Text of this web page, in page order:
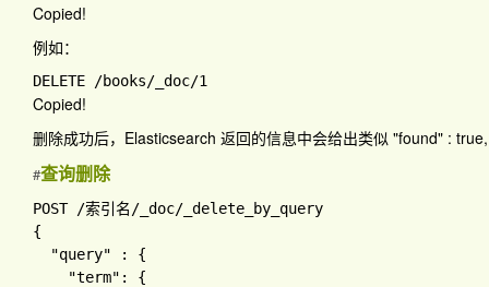
Copied!
例如：
DELETE /books/_doc/
Copied!
删除成功后，Elasticsearch 返回的信息中会给出类似 "found" :
#查询删除
POST /索引名 /_doc
{
"query"
: {
"term" : {